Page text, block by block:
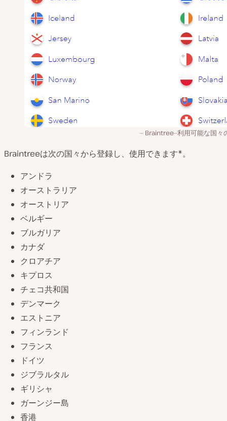
Braintree—利用可能な国々
Braintreeは次の国々から登録し、使用できます*。
アンドラ
オーストラリア
オーストリア
ベルギー
ブルガリア
カナダ
クロアチア
キプロス
チェコ共和国
デンマーク
エストニア
フィンランド
フランス
ドイツ
ジブラルタル
ギリシャ
ガーンジー島
香港